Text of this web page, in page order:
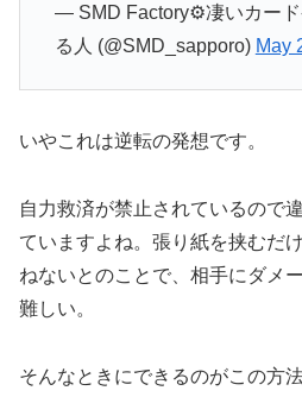
— SMD Factory⚙️凄いカー
る人 (@SMD_sapporo) May
いやこれは逆転の発想です。
自力救済が禁止されているので
ていますよね。張り紙を挟むだ
ねないとのことで、相手にダメ
難しい。
そんなときにできるのがこの方